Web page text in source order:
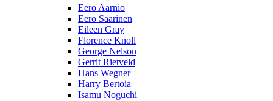
Eero Aarnio
Eero Saarinen
Eileen Gray
Florence Knoll
George Nelson
Gerrit Rietveld
Hans Wegner
Harry Bertoia
Isamu Noguchi